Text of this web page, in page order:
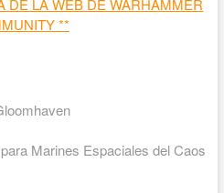
DE LA WEB DE WARHAMMER
**
Marines Espaciales del Caos